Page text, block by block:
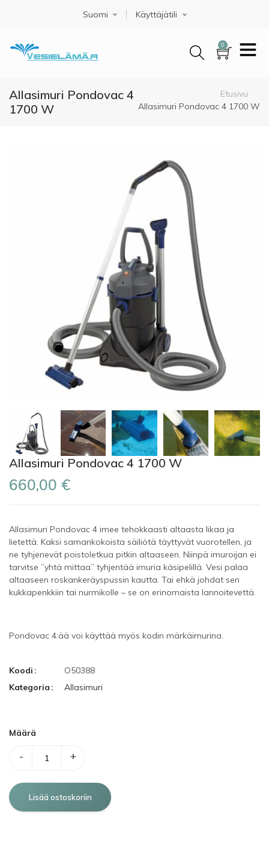
Select your language
Suomi Käyttäjätili
0
Allasimuri Pondovac 4
1700 W
MurupolkuEtusivu
Allasimuri Pondovac 4 1700 W
Allasimuri Pondovac 4 1700 W
660,00 €
Allasimuri Pondovac 4 imee tehokkaasti altaasta likaa ja
lietettä. Kaksi samankokoista säiliötä täyttyvät vuorotellen, ja
ne tyhjenevät poistoletkua pitkin altaaseen. Niinpä imuroijan ei
tarvitse ”yhtä mittaa” tyhjentää imuria käsipelillä. Vesi palaa
altaaseen roskankeräyspussin kautta. Tai ehkä johdat sen
kukkapenkkiin tai nurmikolle – se on erinomaista lannoitevettä.
Pondovac 4:ää voi käyttää myös kodin märkäimurina.
Koodi
O50388
Kategoria
Allasimuri
Määrä
- +